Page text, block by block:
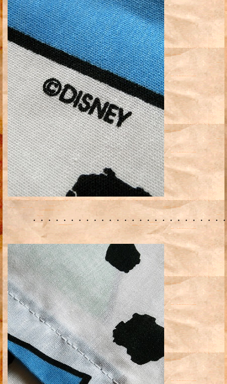
・・・・・・・・・・・・・・・・・・・・・・・・・・